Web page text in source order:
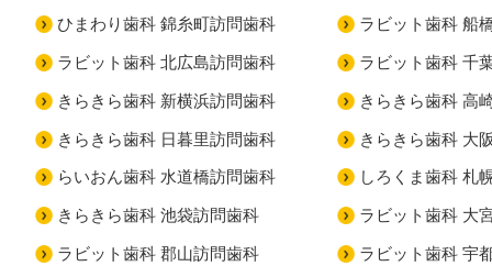
ひまわり歯科 錦糸町訪問歯科 ラビット歯科 船
ラビット歯科 北広島訪問歯科 ラビット歯科 千
きらきら歯科 新横浜訪問歯科 きらきら歯科 高
きらきら歯科 日暮里訪問歯科 きらきら歯科 大
らいおん歯科 水道橋訪問歯科 しろくま歯科 札
きらきら歯科 池袋訪問歯科 ラビット歯科 大
ラビット歯科 郡山訪問歯科 ラビット歯科 宇